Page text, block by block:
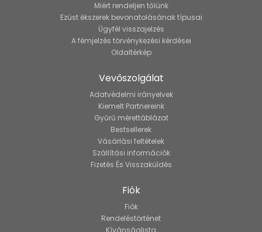
Miért rendeljen tőlünk
Ezüst ékszerek bevonatolásának típusai
Ügyfél visszajelzés
A fémjelzés törvénykezési kérdései
Oldaltérkép
Vevőszolgálat
Adatvédelmi irányelvek
Kiemelt Partnereink
Gyűrű mérettáblázat
Bestsellerek
Vásárlási feltételek
Szállítási információk
Fizetés És Visszaküldés
Fiók
Fiók
Rendeléstörténet
Kívánságlista